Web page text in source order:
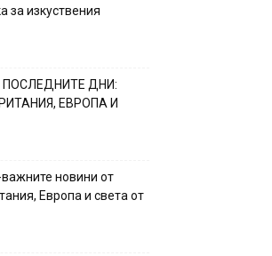
за изкуствения
ДНИ:
ЕВРОПА И
новини от
Европа и света от